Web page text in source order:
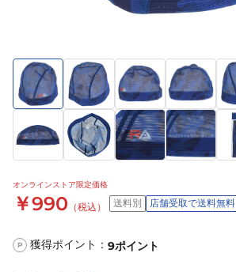
オンラインストア限定価格
￥990 （税込） 送料別 店舗受取で送料無料
P 獲得ポイント： 9ポイント